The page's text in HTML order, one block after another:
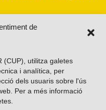
de
(CUP), utilitza galetes
i analítica, per
dels usuaris sobre l'ús
Per a més informació